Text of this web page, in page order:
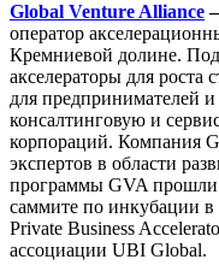
Global Venture Alliance –
оператор
Кремниевой долине.
акселераторы для роста
для предпринимателей
консалтинговую и
корпораций. Компания
экспертов в области
программы GVA прошли
саммите по инкубации
Private Business
ассоциации UBI Global.